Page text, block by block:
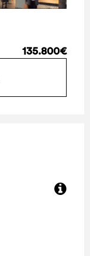
135.800€